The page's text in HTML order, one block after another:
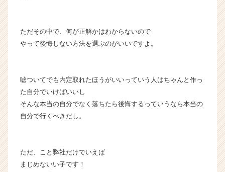
r）
ただその中で、何が正解かはわからないので
やって後悔しない方法を選ぶのがいいですよ。
嘘ついてでも内定取れたほうがいいっていう人はちゃんと作っ
た自分でいけばいいし
そんな本当の自分でなく落ちたら後悔するっていうなら本当の
自分で行くべきだし。
ただ、こと弊社だけでいえば
まじめないい子です！